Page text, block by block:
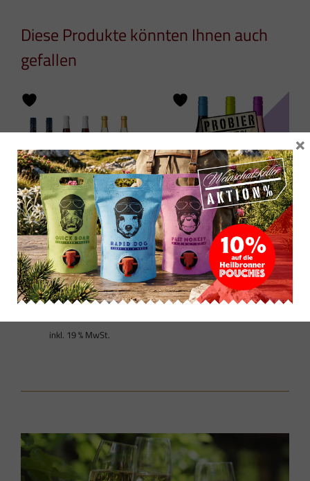
Diese Produkte könnten Ihnen auch
gefallen
Probierpaket
Glühweine
33,56€
zzgl.0,24€Pfand
inkl. 19 % MwSt.
“COOL MONKEY”
Weinpaket
19,99€
8,88€/l
×